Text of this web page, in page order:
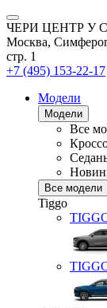
ЧЕРИ ЦЕНТР У
Москва,
стр. 1
+7 (495) 153-22-17
Модели
Модели
Все
Все модели
Tiggo